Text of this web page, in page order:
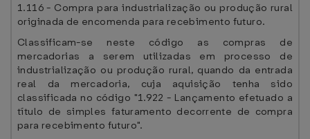
1.116 - Compra para industrialização ou produção rural
originada de encomenda para recebimento futuro.
Classificam-se neste código as compras de
mercadorias a serem utilizadas em processo de
industrialização ou produção rural, quando da entrada
real da mercadoria, cuja aquisição tenha sido
classificada no código "1.922 - Lançamento efetuado a
título de simples faturamento decorrente de compra
para recebimento futuro".